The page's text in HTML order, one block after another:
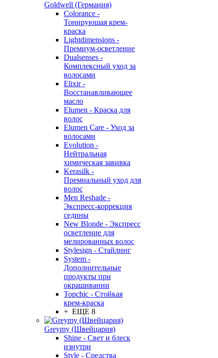
Goldwell (Германия)
Colorance -
Тонирующая крем-
краска
Lightdimensions -
Премиум-осветление
Dualsenses -
Комплексный уход за
волосами
Elixir -
Восстанавливающее
масло
Elumen - Краска для
волос
Elumen Care - Уход за
волосами
Evolution -
Нейтральная
химическая завивка
Kerasilk -
Премиальный уход для
волос
Men Reshade -
Экспресс-коррекция
седины
New Blonde - Экспресс
осветление для
мелированных волос
Stylesign - Стайлинг
System -
Дополнительные
продукты при
окрашивании
Topchic - Стойкая
крем-краска
+ ЕЩЕ 8
Greymy (Швейцария)
Shine - Свет и блеск
изнутри
Style - Средства